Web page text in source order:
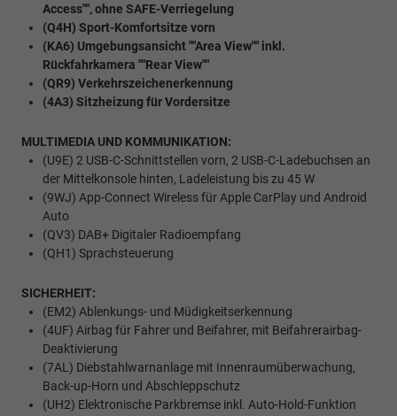
Access"", ohne SAFE-Verriegelung
(Q4H) Sport-Komfortsitze vorn
(KA6) Umgebungsansicht ""Area View"" inkl.
Rückfahrkamera ""Rear View""
(QR9) Verkehrszeichenerkennung
(4A3) Sitzheizung für Vordersitze
MULTIMEDIA UND KOMMUNIKATION:
(U9E) 2 USB-C-Schnittstellen vorn, 2 USB-C-Ladebuchsen an
der Mittelkonsole hinten, Ladeleistung bis zu 45 W
(9WJ) App-Connect Wireless für Apple CarPlay und Android
Auto
(QV3) DAB+ Digitaler Radioempfang
(QH1) Sprachsteuerung
SICHERHEIT:
(EM2) Ablenkungs- und Müdigkeitserkennung
(4UF) Airbag für Fahrer und Beifahrer, mit Beifahrerairbag-
Deaktivierung
(7AL) Diebstahlwarnanlage mit Innenraumüberwachung,
Back-up-Horn und Abschleppschutz
(UH2) Elektronische Parkbremse inkl. Auto-Hold-Funktion